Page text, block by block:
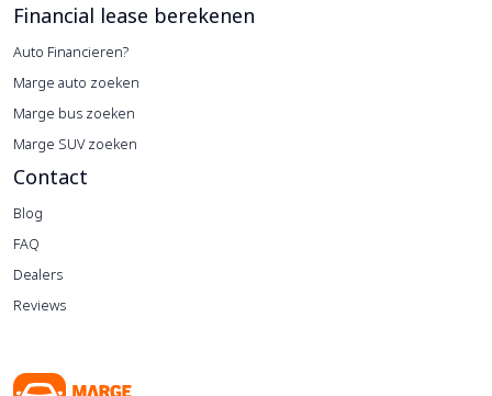
Financial lease berekenen
Auto Financieren?
Marge auto zoeken
Marge bus zoeken
Marge SUV zoeken
Contact
Blog
FAQ
Dealers
Reviews